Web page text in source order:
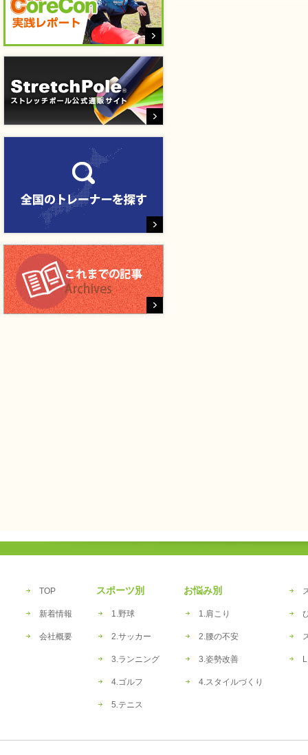
TOP
新着情報
会社概要
スポーツ別
1.野球
2.サッカー
3.ランニング
4.ゴルフ
5.テニス
お悩み別
1.肩こり
2.腰の不安
3.姿勢改善
4.スタイルづくり